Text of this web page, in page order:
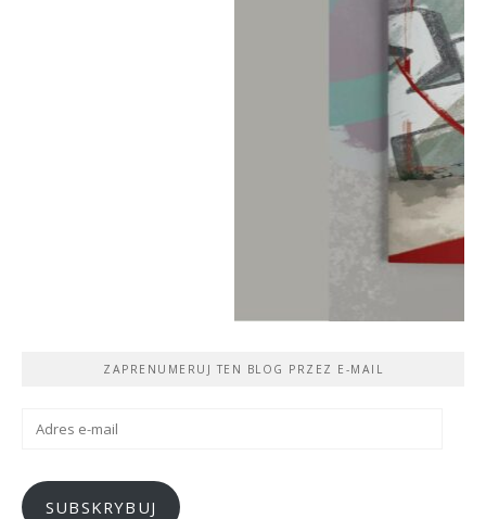
ZAPRENUMERUJ TEN BLOG PRZEZ E-MAIL
Adres
SUBSKRYBUJ